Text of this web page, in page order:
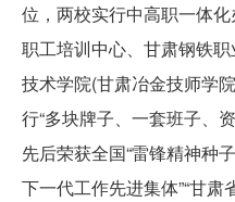
位，两校实行中高职一体
职工培训中心、甘肃钢铁
技术学院(甘肃冶金技师学
行“多块牌子、一套班子、
先后荣获全国“雷锋精神种
下一代工作先进集体”“甘肃